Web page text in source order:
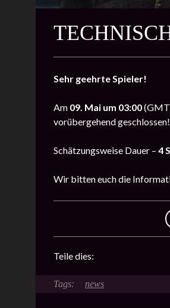
Sehr geehrte Spieler!
Am 09. Mai um 03:00
vorübergehend geschlossen!
Schätzungsweise Dauer – 4
Wir bitten euch die
Teile dies:
news